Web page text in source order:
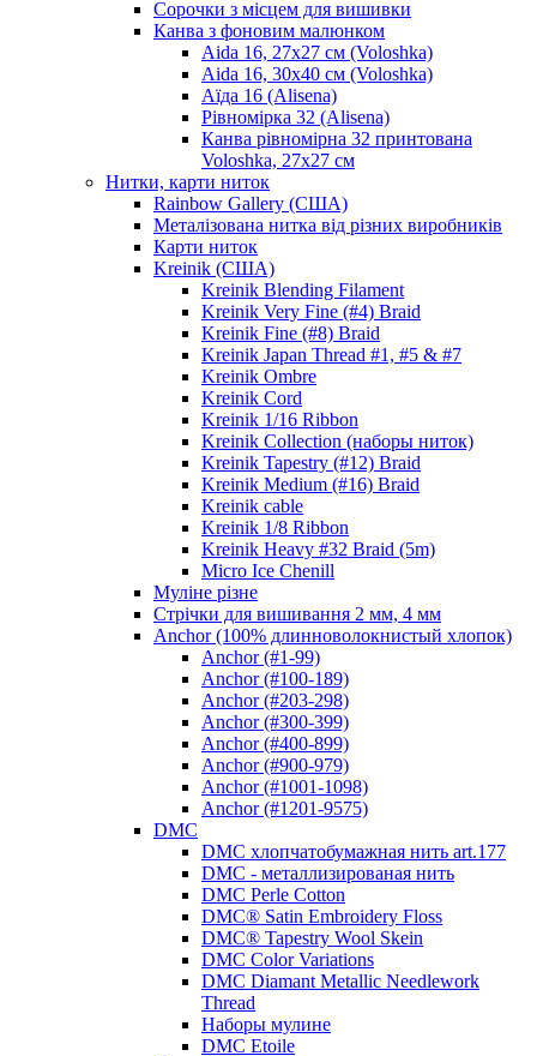
Сорочки з місцем для вишивки
Канва з фоновим малюнком
Aida 16, 27х27 см (Voloshka)
Aida 16, 30х40 см (Voloshka)
Аїда 16 (Alisena)
Рівномірка 32 (Alisena)
Канва рівномірна 32 принтована
Voloshka, 27х27 см
Нитки, карти ниток
Rainbow Gallery (США)
Металізована нитка від різних виробників
Карти ниток
Kreinik (США)
Kreinik Blending Filament
Kreinik Very Fine (#4) Braid
Kreinik Fine (#8) Braid
Kreinik Japan Thread #1, #5 & #7
Kreinik Ombre
Kreinik Cord
Kreinik 1/16 Ribbon
Kreinik Collection (наборы ниток)
Kreinik Tapestry (#12) Braid
Kreinik Medium (#16) Braid
Kreinik cable
Kreinik 1/8 Ribbon
Kreinik Heavy #32 Braid (5m)
Micro Ice Chenill
Муліне різне
Стрічки для вишивання 2 мм, 4 мм
Anchor (100% длинноволокнистый хлопок)
Anchor (#1-99)
Anchor (#100-189)
Anchor (#203-298)
Anchor (#300-399)
Anchor (#400-899)
Anchor (#900-979)
Anchor (#1001-1098)
Anchor (#1201-9575)
DMC
DMC хлопчатобумажная нить art.177
DMC - металлизированая нить
DMC Perle Cotton
DMC® Satin Embroidery Floss
DMC® Tapestry Wool Skein
DMC Color Variations
DMC Diamant Metallic Needlework
Thread
Наборы мулине
DMC Etoile